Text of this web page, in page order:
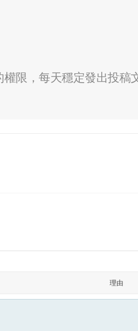
限，每天穩定發出投稿
理由